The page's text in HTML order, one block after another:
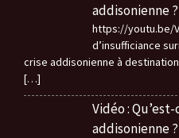
addisonienne
https://youtu.be/
d’insufficiance
crise addisonienne à
[…]
Vidéo :
addisonienne